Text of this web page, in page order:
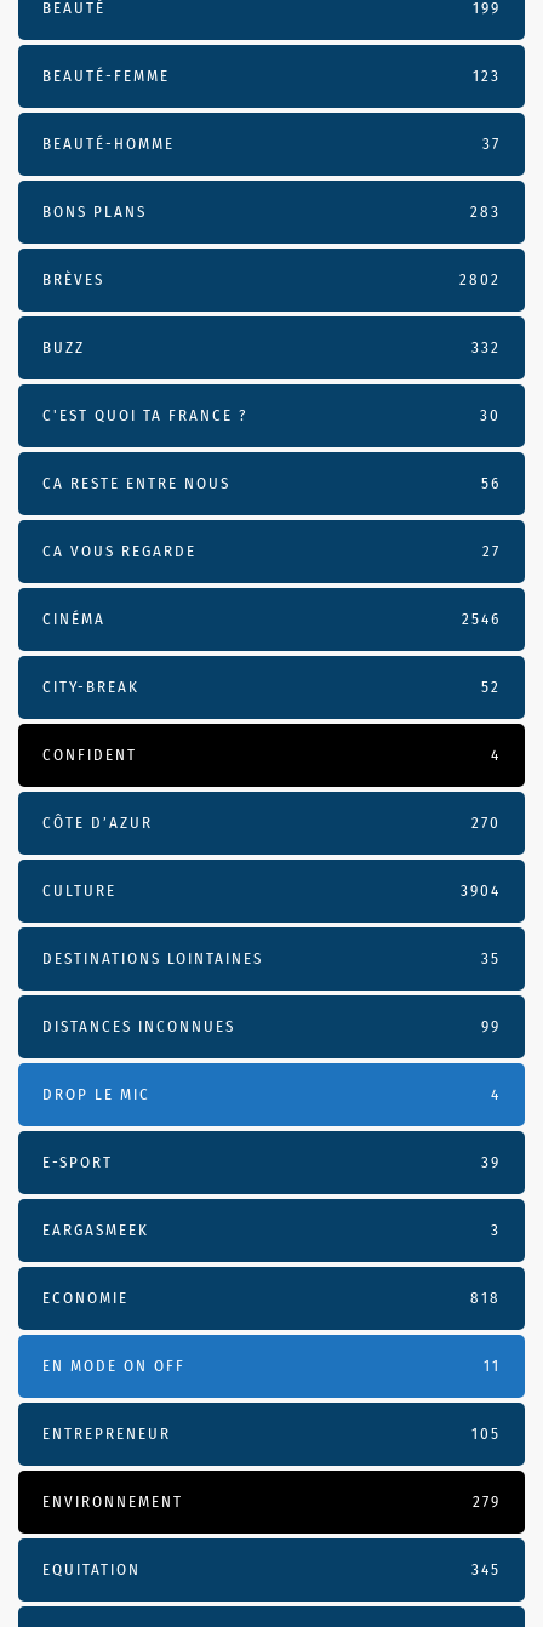
BEAUTÉ 199
BEAUTÉ-FEMME 123
BEAUTÉ-HOMME 37
BONS PLANS 283
BRÈVES 2802
BUZZ 332
C'EST QUOI TA FRANCE ? 30
CA RESTE ENTRE NOUS 56
CA VOUS REGARDE 27
CINÉMA 2546
CITY-BREAK 52
CONFIDENT 4
CÔTE D’AZUR 270
CULTURE 3904
DESTINATIONS LOINTAINES 35
DISTANCES INCONNUES 99
DROP LE MIC 4
E-SPORT 39
EARGASMEEK 3
ECONOMIE 818
EN MODE ON OFF 11
ENTREPRENEUR 105
ENVIRONNEMENT 279
EQUITATION 345